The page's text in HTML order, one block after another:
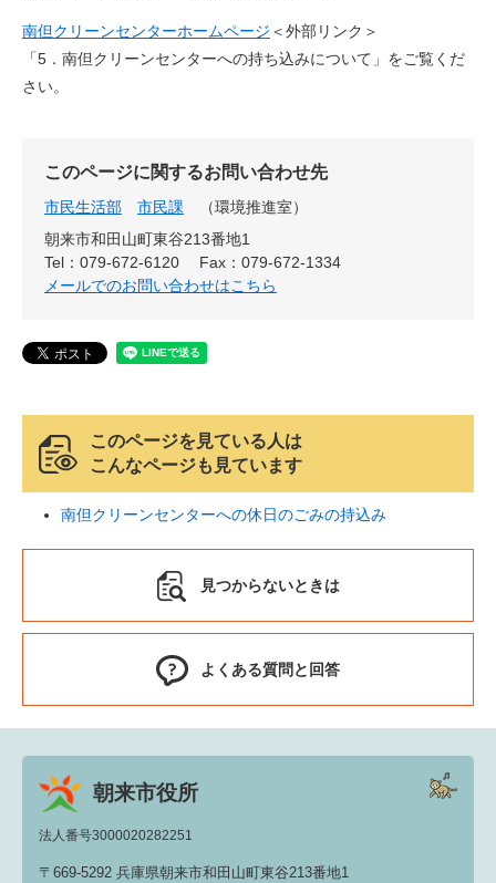
南但クリーンセンターホームページ ＜外部リンク＞
「5．南但クリーンセンターへの持ち込みについて」をご覧くだ
さい。
このページに関するお問い合わせ先
市民生活部 市民課
環境推進室
朝来市和田山町東谷213番地1
Tel：079-672-6120
Fax：079-672-1334
メールでのお問い合わせはこちら
このページを見ている人は
こんなページも見ています
南但クリーンセンターへの休日のごみの持込み
見つからないときは
よくある質問と回答
朝来市役所
法人番号3000020282251
〒669-5292 兵庫県朝来市和田山町東谷213番地1